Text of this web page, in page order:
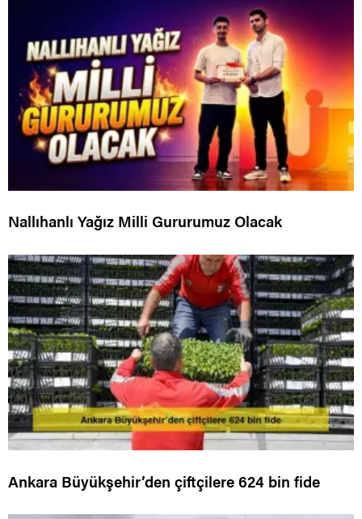
Nallıhanlı Yağız Milli Gururumuz Olacak
Ankara Büyükşehir’den çiftçilere 624 bin fide